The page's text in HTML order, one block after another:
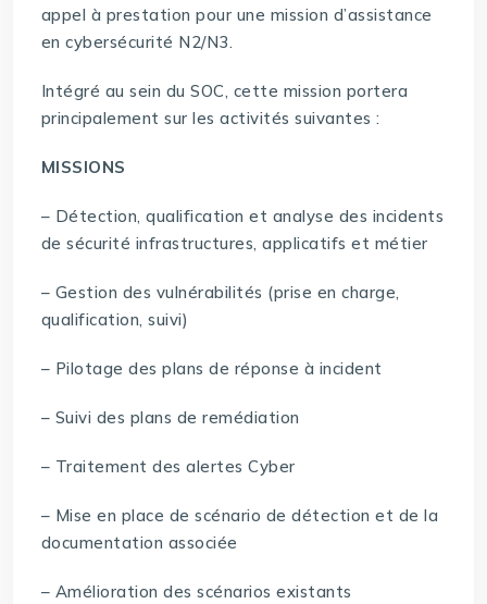
appel à prestation pour une mission d’assistance
en cybersécurité N2/N3.
Intégré au sein du SOC, cette mission portera
principalement sur les activités suivantes :
MISSIONS
– Détection, qualification et analyse des incidents
de sécurité infrastructures, applicatifs et métier
– Gestion des vulnérabilités (prise en charge,
qualification, suivi)
– Pilotage des plans de réponse à incident
– Suivi des plans de remédiation
– Traitement des alertes Cyber
– Mise en place de scénario de détection et de la
documentation associée
– Amélioration des scénarios existants